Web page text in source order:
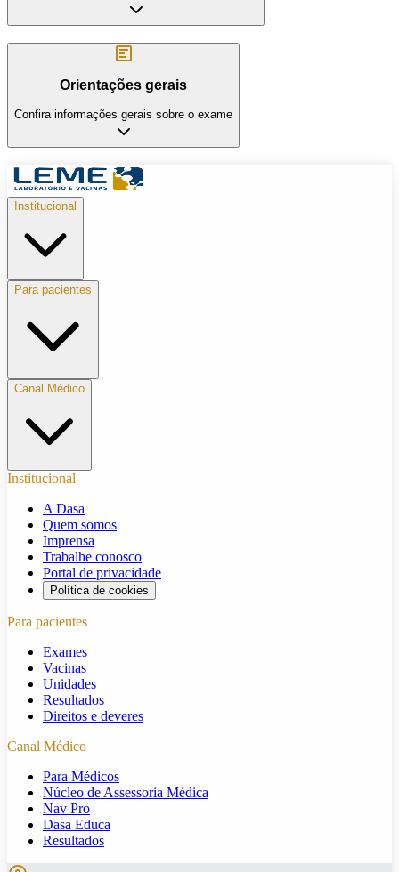
Orientações gerais
Confira informações gerais sobre o exame
Institucional
Para pacientes
Canal Médico
Institucional
A Dasa
Quem somos
Imprensa
Trabalhe conosco
Portal de privacidade
Política de cookies
Para pacientes
Exames
Vacinas
Unidades
Resultados
Direitos e deveres
Canal Médico
Para Médicos
Núcleo de Assessoria Médica
Nav Pro
Dasa Educa
Resultados